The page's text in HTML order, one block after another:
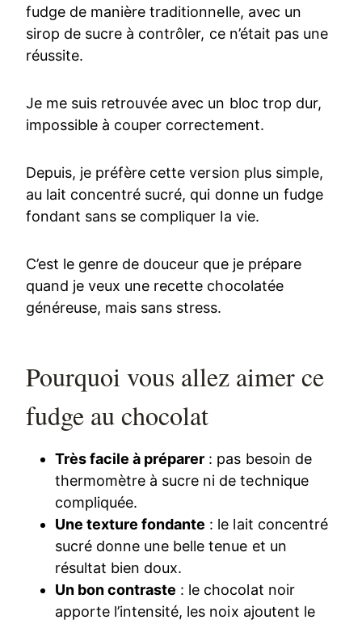
fudge de manière traditionnelle, avec un
sirop de sucre à contrôler, ce n’était pas une
réussite.
Je me suis retrouvée avec un bloc trop dur,
impossible à couper correctement.
Depuis, je préfère cette version plus simple,
au lait concentré sucré, qui donne un fudge
fondant sans se compliquer la vie.
C’est le genre de douceur que je prépare
quand je veux une recette chocolatée
généreuse, mais sans stress.
Pourquoi vous allez aimer ce
fudge au chocolat
Très facile à préparer : pas besoin de
thermomètre à sucre ni de technique
compliquée.
Une texture fondante : le lait concentré
sucré donne une belle tenue et un
résultat bien doux.
Un bon contraste : le chocolat noir
apporte l’intensité, les noix ajoutent le